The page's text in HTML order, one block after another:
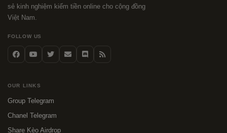
sẻ kinh nghiệm kiếm tiền online cho cộng đồng
Việt Nam.
FOLLOW US
OUR LINKS
Group Telegram
Chanel Telegram
Share Kèo Airdrop